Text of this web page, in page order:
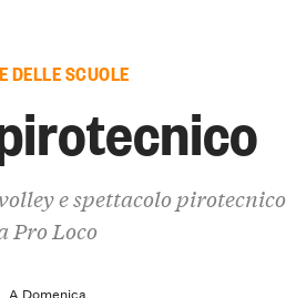
DELLE SCUOLE
e spettacolo pirotecnico
Pro Loco
A Domenica